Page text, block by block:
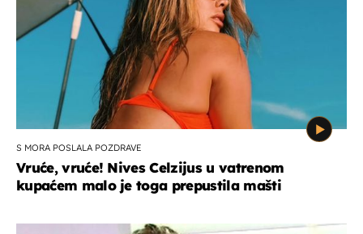
S MORA POSLALA POZDRAVE
Vruće, vruće! Nives Celzijus u vatrenom
kupaćem malo je toga prepustila mašti